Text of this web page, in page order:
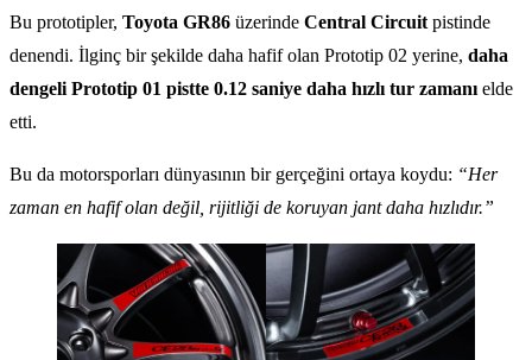
Bu prototipler, Toyota GR86 üzerinde Central Circuit pistinde
denendi. İlginç bir şekilde daha hafif olan Prototip 02 yerine, daha
dengeli Prototip 01 pistte 0.12 saniye daha hızlı tur zamanı elde
etti.
Bu da motorsporları dünyasının bir gerçeğini ortaya koydu: “Her
zaman en hafif olan değil, rijitliği de koruyan jant daha hızlıdır.”